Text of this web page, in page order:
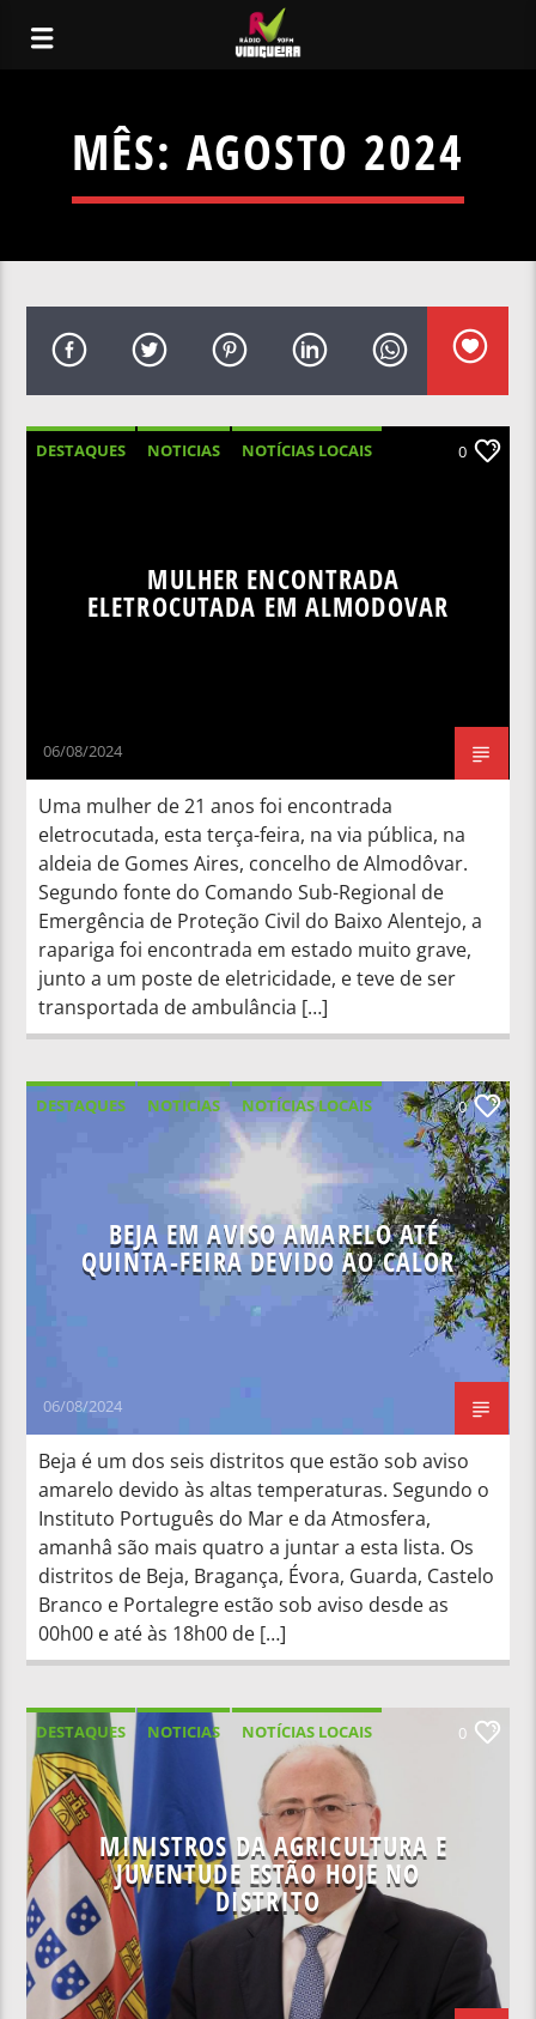
MÊS: AGOSTO 2024
DESTAQUES NOTICIAS
NOTÍCIAS LOCAIS
0
MULHER ENCONTRADA
ELETROCUTADA EM ALMODOVAR
06/08/2024
Uma mulher de 21 anos foi encontrada
eletrocutada, esta terça-feira, na via pública, na
aldeia de Gomes Aires, concelho de Almodôvar.
Segundo fonte do Comando Sub-Regional de
Emergência de Proteção Civil do Baixo Alentejo, a
rapariga foi encontrada em estado muito grave,
junto a um poste de eletricidade, e teve de ser
transportada de ambulância […]
DESTAQUES NOTICIAS
NOTÍCIAS LOCAIS
0
BEJA EM AVISO AMARELO ATÉ
QUINTA-FEIRA DEVIDO AO CALOR
06/08/2024
Beja é um dos seis distritos que estão sob aviso
amarelo devido às altas temperaturas. Segundo o
Instituto Português do Mar e da Atmosfera,
amanhâ são mais quatro a juntar a esta lista. Os
distritos de Beja, Bragança, Évora, Guarda, Castelo
Branco e Portalegre estão sob aviso desde as
00h00 e até às 18h00 de […]
DESTAQUES NOTICIAS
NOTÍCIAS LOCAIS
NOTÍCIAS NACIONAIS
0
MINISTROS DA AGRICULTURA E
JUVENTUDE ESTÃO HOJE NO
DISTRITO